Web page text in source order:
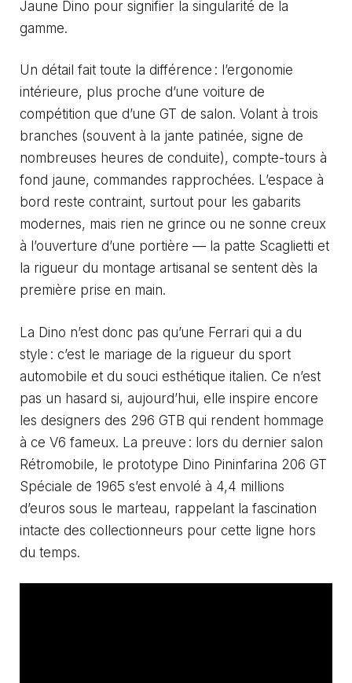
Jaune Dino pour signifier la singularité de la
gamme.
Un détail fait toute la différence : l’ergonomie
intérieure, plus proche d’une voiture de
compétition que d’une GT de salon. Volant à trois
branches (souvent à la jante patinée, signe de
nombreuses heures de conduite), compte-tours à
fond jaune, commandes rapprochées. L’espace à
bord reste contraint, surtout pour les gabarits
modernes, mais rien ne grince ou ne sonne creux
à l’ouverture d’une portière — la patte Scaglietti et
la rigueur du montage artisanal se sentent dès la
première prise en main.
La Dino n’est donc pas qu’une Ferrari qui a du
style : c’est le mariage de la rigueur du sport
automobile et du souci esthétique italien. Ce n’est
pas un hasard si, aujourd’hui, elle inspire encore
les designers des 296 GTB qui rendent hommage
à ce V6 fameux. La preuve : lors du dernier salon
Rétromobile, le prototype Dino Pininfarina 206 GT
Spéciale de 1965 s’est envolé à 4,4 millions
d’euros sous le marteau, rappelant la fascination
intacte des collectionneurs pour cette ligne hors
du temps.